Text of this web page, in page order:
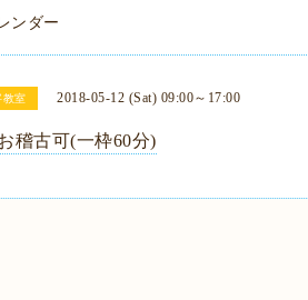
ンダー
教室 2018-05-12 (Sat) 09:00～17:00
稽古可(一枠60分)